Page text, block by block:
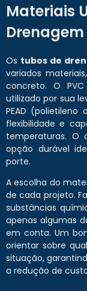
Materiais
Os tubos de
variados
concreto. O
utilizado por sua
PEAD
flexibilidade e
temperaturas. O
opção durável
porte.
A escolha do
de cada projeto.
substâncias
apenas algumas
em conta. Um
orientar sobre
situação,
a redução de